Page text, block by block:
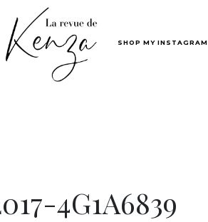
SHOP MY INSTAGRAM
4G1A6839